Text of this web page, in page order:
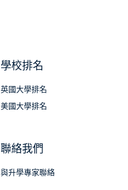
學校排名
英國大學排名
美國大學排名
聯絡我們
與升學專家聯絡